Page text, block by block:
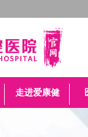
走进爱康健